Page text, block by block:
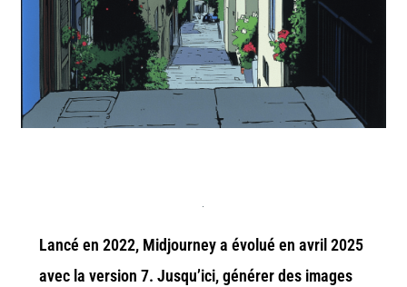
Lancé en 2022, Midjourney a évolué en avril 2025
avec la version 7. Jusqu’ici, générer des images